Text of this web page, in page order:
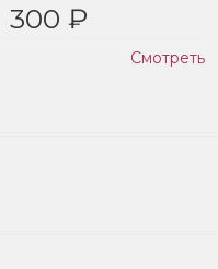
300 ₽
Смотреть